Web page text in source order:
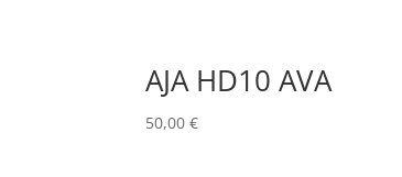
AJA HD10 AVA
50,00 €